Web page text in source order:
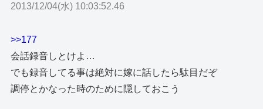
2013/12/04(水) 10:03:52.46
>>177
会話録音しとけよ…
でも録音してる事は絶対に嫁に話したら駄目だぞ
調停とかなった時のために隠しておこう